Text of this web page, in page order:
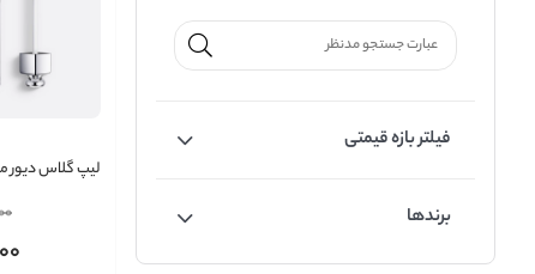
فیلتر بازه قیمتی
برندها